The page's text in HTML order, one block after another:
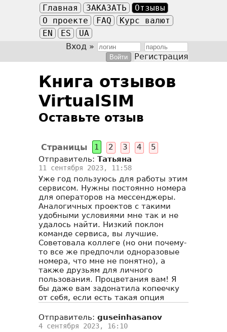
Главная ЗАКАЗАТЬ
Отзывы
О проекте
FAQ
Курс валют
EN
ES
UA
Вход »
Регистрация
Книга отзывов
VirtualSIM
Оставьте отзыв
Страницы 1 2 3 4
5
Отправитель:Татьяна
11 сентября 2023, 11:58
Уже год пользуюсь для работы этим
сервисом. Нужны постоянно номера
для операторов на мессенджеры.
Аналогичных проектов с такими
удобными условиями мне так и не
удалось найти. Низкий поклон
команде сервиса, вы лучшие.
Советовала коллеге (но они почему-
то все же предпочли одноразовые
номера, что мне не понятно), а
также друзьям для личного
пользования. Процветания вам! Я
бы даже вам задонатила копеечку
от себя, если есть такая опция
Отправитель:guseinhasanov
4 сентября 2023, 16:10